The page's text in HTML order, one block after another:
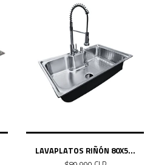
LAVAPLATOS RIÑÓN 80X5...